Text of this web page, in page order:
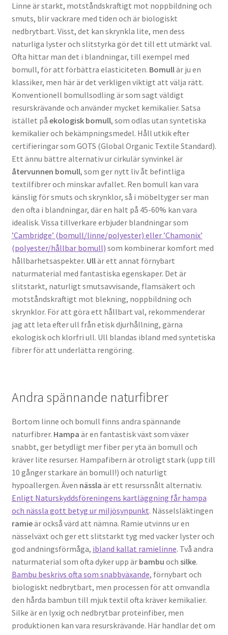
Linne är starkt, motståndskraftigt mot noppbildning och
smuts, blir vackrare med tiden och är biologiskt
nedbrytbart. Visst, det kan skrynkla lite, men dess
naturliga lyster och slitstyrka gör det till ett utmärkt val.
Ofta hittar man det i blandningar, till exempel med
bomull, för att förbättra elasticiteten. Bomullär ju en
klassiker, men här är det verkligen viktigt att välja rätt.
Konventionell bomullsodling är som sagt väldigt
resurskrävande och använder mycket kemikalier. Satsa
istället på ekologisk bomull, som odlas utan syntetiska
kemikalier och bekämpningsmedel. Håll utkik efter
certifieringar som GOTS (Global Organic Textile Standard).
Ett ännu bättre alternativ ur cirkulär synvinkel är
återvunnen bomull, som ger nytt liv åt befintliga
textilfibrer och minskar avfallet. Ren bomull kan vara
känslig för smuts och skrynklor, så i möbeltyger ser man
den ofta i blandningar, där en halt på 45-60% kan vara
idealisk. Vissa tillverkare erbjuder blandningar som
’Cambridge’ (bomull/linne/polyester) eller ’Chamonix’
(polyester/hållbar bomull) som kombinerar komfort med
hållbarhetsaspekter. Ullär ett annat förnybart
naturmaterial med fantastiska egenskaper. Det är
slitstarkt, naturligt smutsavvisande, flamsäkert och
motståndskraftigt mot blekning, noppbildning och
skrynklor. För att göra ett hållbart val, rekommenderar
jag att leta efter ull från etisk djurhållning, gärna
ekologisk och klorfri ull. Ull blandas ibland med syntetiska
fibrer för att underlätta rengöring.
Andra spännande naturfibrer
Bortom linne och bomull finns andra spännande
naturfibrer. Hampa är en fantastisk växt som växer
snabbt, ger betydligt mer fiber per yta än bomull och
kräver lite resurser. Hampafibern är otroligt stark (upp till
10 gånger starkare än bomull!) och naturligt
hypoallergen. Även nässla är ett resurssnålt alternativ.
Enligt Naturskyddsföreningens kartläggning får hampa
och nässla gott betyg ur miljösynpunkt. Nässelsläktingen
ramieär också värd att nämna. Ramie utvinns ur en
nässelväxt och ger ett slitstarkt tyg med vacker lyster och
god andningsförmåga, ibland kallat ramielinne. Två andra
naturmaterial som ofta dyker upp är bambu och silke.
Bambu beskrivs ofta som snabbväxande, förnybart och
biologiskt nedbrytbart, men processen för att omvandla
den hårda bambun till mjuk textil ofta kräver kemikalier.
Silke är en lyxig och nedbrytbar proteinfiber, men
produktionen kan vara resurskrävande. Här handlar det om